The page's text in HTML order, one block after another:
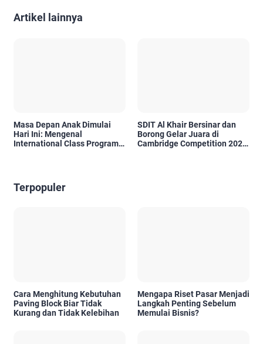
Artikel lainnya
Masa Depan Anak Dimulai
Hari Ini: Mengenal
International Class Program
SDIT Al Khair Bersinar dan
Borong Gelar Juara di
Cambridge Competition 2026
Terpopuler
Cara Menghitung Kebutuhan
Paving Block Biar Tidak
Kurang dan Tidak Kelebihan
Mengapa Riset Pasar Menjadi
Langkah Penting Sebelum
Memulai Bisnis?